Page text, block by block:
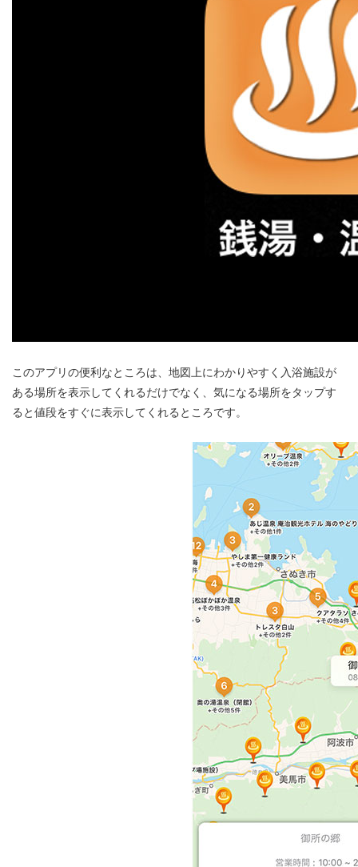
このアプリの便利なところは、地図上にわかりやすく入浴施設が
ある場所を表示してくれるだけでなく、気になる場所をタップす
ると値段をすぐに表示してくれるところです。